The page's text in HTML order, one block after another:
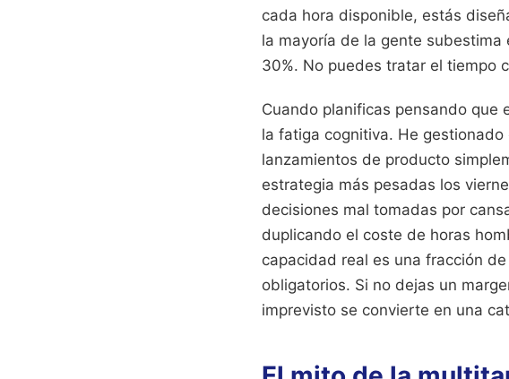
cada hora disponible, estás
la mayoría de la gente
30%. No puedes tratar el tiempo
Cuando planificas pensando que
la fatiga cognitiva. He
lanzamientos de producto
estrategia más pesadas los
decisiones mal tomadas por
duplicando el coste de horas
capacidad real es una fracción
obligatorios. Si no dejas un
imprevisto se convierte en una